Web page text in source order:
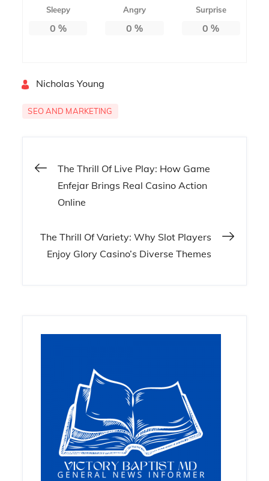
Sleepy
0 %
Angry
0 %
Surprise
0 %
Nicholas Young
SEO AND MARKETING
Post
navigation
The Thrill Of Live Play: How Game
Enfejar Brings Real Casino Action
Online
The Thrill Of Variety: Why Slot Players
Enjoy Glory Casino’s Diverse Themes